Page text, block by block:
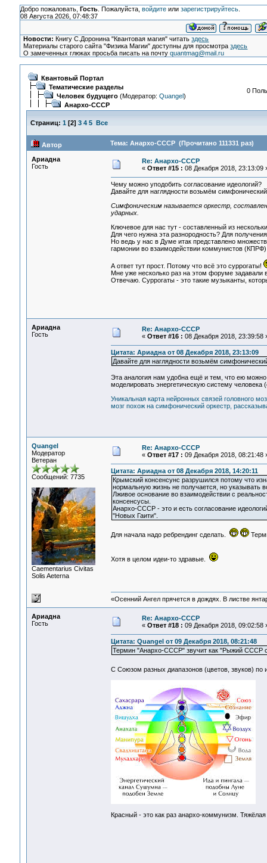
Добро пожаловать, Гость. Пожалуйста, войдитеили зарегистрируйтесь.
08 Августа 2026, 07:48:37
Новости: Книгу С.Доронина "Квантовая магия" читатьздесь
Материалы старого сайта "Физика Магии" доступны для просмотраздесь
О замеченных глюках просьба писать на почтуquantmag@mail.ru
Квантовый Портал
Тематические разделы
Человек будущего(Модератор: Quangel)
Анархо-СССР
0
Страниц: 1 [2] 3 4 5 Все
Автор Тема: Анархо-СССР (Прочитано 111331 раз)
Ариадна
Гость
Re: Анархо-СССР
« Ответ #15 : 08 Декабря 2018, 23:13:09
Чему можно уподобить согласование идеологий?
Давайте для наглядности возьмём
Симфоническим называется оркестр,
ударных.
Ключевое для нас тут - составленный из
Для чего нужна эта разнородность? Для
Но ведь у нас в Думе итак представлено
гармонии во взаимодействии коммунистов
А ответ тут прост. Потому что всё это суррогаты!
Мне уже несколько раз на этом форуме задавали
Отвечаю. Суррогаты - это такие музыканты,
Ариадна
Гость
Re: Анархо-СССР
« Ответ #16 : 08 Декабря 2018, 23:39:58
Цитата: Ариадна от 08 Декабря 2018, 23:13:09
Давайте для наглядности возьмём
Эта аналогия нам удобна ещё и тем, что ею можно
моделировать энергетическую систему человека
Уникальная карта нейронных связей головного
мозг похож на симфонический оркестр,
Quangel
Модератор
Ветеран
Сообщений: 7735
Сaementarius Civitas
Solis Aeterna
Re: Анархо-СССР
« Ответ #17 : 09 Декабря 2018, 08:21:48
Цитата: Ариадна от 08 Декабря 2018, 14:20:11
Крымский консенсунс разрушился потому что
нормальную жизнь не получается, но указывать
Лживое основание во взаимодействии с
консенсусы.
Анархо-СССР - это и есть согласование
"Новых Гаити".
Для начала надо ребрендинг сделать.
Хотя в целом идеи-то здравые.
«Осенний Ангел прячется в дождях. В листве
Ариадна
Гость
Re: Анархо-СССР
« Ответ #18 : 09 Декабря 2018, 09:02:58
Цитата: Quangel от 09 Декабря 2018, 08:21:48
Термин "Анархо-СССР" звучит как "Рыжий СССР
С Союзом разных диапазонов (цветов, звуков) по
Красный - это как раз анархо-коммунизм. Тяжёлая